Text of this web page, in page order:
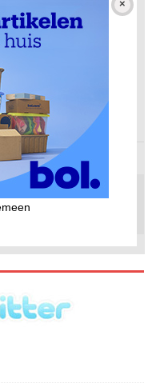
in Amsterdam-Noord
Redactie AmsterdamNoord com